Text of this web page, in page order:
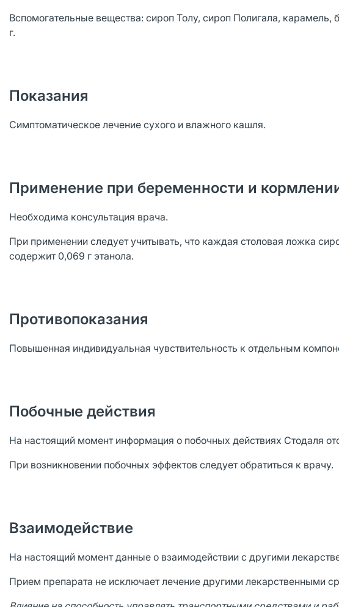
Вспомогательные вещества: сироп Толу, сироп Полигала, карамель,
г.
Показания
Симптоматическое лечение сухого и влажного кашля.
Применение при беременности и
Необходима консультация врача.
При применении следует учитывать, что каждая столовая ложка
содержит 0,069 г этанола.
Противопоказания
Повышенная индивидуальная чувствительность к отдельным
Побочные действия
На настоящий момент информация о побочных действиях Стодаля
При возникновении побочных эффектов следует обратиться к врачу.
Взаимодействие
На настоящий момент данные о взаимодействии с другими
Прием препарата не исключает лечение другими лекарственными